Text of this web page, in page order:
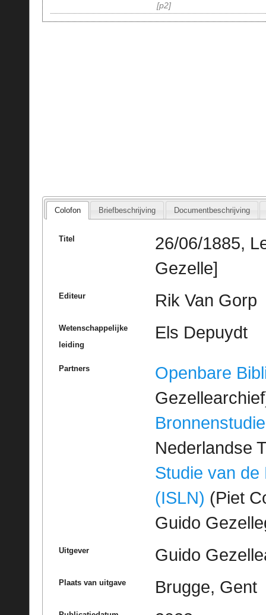
p2
Colofon Briefbeschrijving Documentbeschrijving
Titel
26/06/1885,
Gezelle]
Editeur Rik Van Gorp
Wetenschappelijke
leiding
Els Depuydt
Partners
Openbare
Bronnenstudie
Nederlandse
Studie van de
(ISLN) (Piet
Guido
Uitgever Guido
Plaats van uitgave Brugge, Gent